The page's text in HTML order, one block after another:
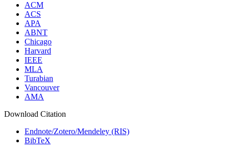
ACM
ACS
APA
ABNT
Chicago
Harvard
IEEE
MLA
Turabian
Vancouver
AMA
Download Citation
Endnote/Zotero/Mendeley (RIS)
BibTeX